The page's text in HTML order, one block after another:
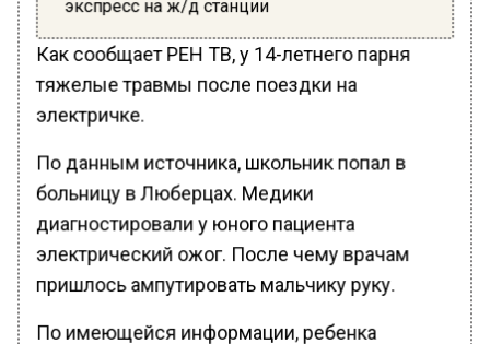
Как сообщает РЕН ТВ, у 14-летнего парня
тяжелые травмы после поездки на
электричке.
По данным источника, школьник попал в
больницу в Люберцах. Медики
диагностировали у юного пациента
электрический ожог. После чему врачам
пришлось ампутировать мальчику руку.
По имеющейся информации, ребенка